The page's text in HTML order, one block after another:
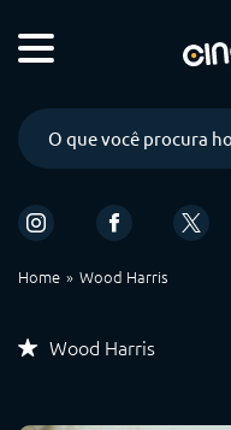
Home Wood Harris
Wood Harris